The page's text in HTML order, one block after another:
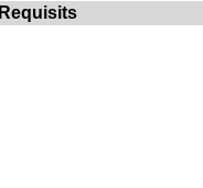
Requisits